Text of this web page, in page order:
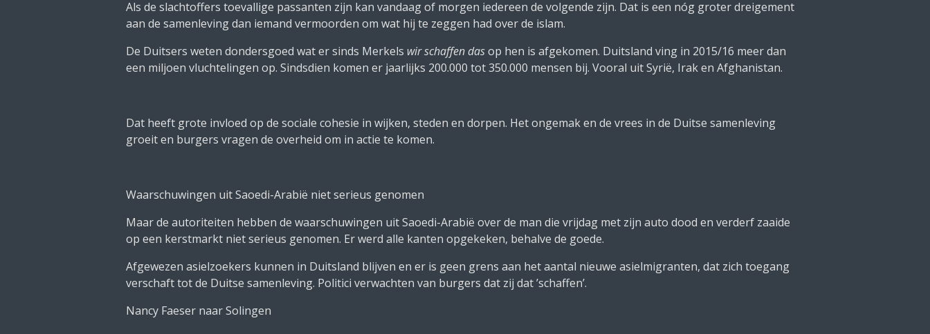
Als de slachtoffers toevallige passanten zijn kan vandaag of morgen iedereen de volgende zijn. Dat is een nóg groter dreigement
aan de samenleving dan iemand vermoorden om wat hij te zeggen had over de islam.
De Duitsers weten dondersgoed wat er sinds Merkels wir schaffen dasop hen is afgekomen. Duitsland ving in 2015/16 meer dan
een miljoen vluchtelingen op. Sindsdien komen er jaarlijks 200.000 tot 350.000 mensen bij. Vooral uit Syrië, Irak en Afghanistan.
Dat heeft grote invloed op de sociale cohesie in wijken, steden en dorpen. Het ongemak en de vrees in de Duitse samenleving
groeit en burgers vragen de overheid om in actie te komen.
Waarschuwingen uit Saoedi-Arabië niet serieus genomen
Maar de autoriteiten hebben de waarschuwingen uit Saoedi-Arabië over de man die vrijdag met zijn auto dood en verderf zaaide
op een kerstmarkt niet serieus genomen. Er werd alle kanten opgekeken, behalve de goede.
Afgewezen asielzoekers kunnen in Duitsland blijven en er is geen grens aan het aantal nieuwe asielmigranten, dat zich toegang
verschaft tot de Duitse samenleving. Politici verwachten van burgers dat zij dat ’schaffen’.
Nancy Faeser naar Solingen